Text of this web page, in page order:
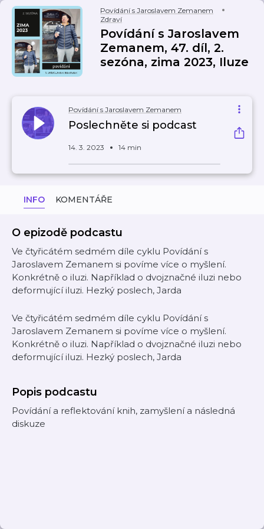
Povídání s Jaroslavem Zemanem
Zdraví
Povídání s Jaroslavem
Zemanem, 47. díl, 2.
sezóna, zima 2023, Iluze
Povídání s Jaroslavem Zemanem
Poslechněte si podcast
14. 3. 2023 14 min
INFO KOMENTÁŘE
O epizodě podcastu
Ve čtyřicátém sedmém díle cyklu Povídání s
Jaroslavem Zemanem si povíme více o myšlení.
Konkrétně o iluzi. Například o dvojznačné iluzi nebo
deformující iluzi. Hezký poslech, Jarda
Ve čtyřicátém sedmém díle cyklu Povídání s
Jaroslavem Zemanem si povíme více o myšlení.
Konkrétně o iluzi. Například o dvojznačné iluzi nebo
deformující iluzi. Hezký poslech, Jarda
Popis podcastu
Povídání a reflektování knih, zamyšlení a následná
diskuze